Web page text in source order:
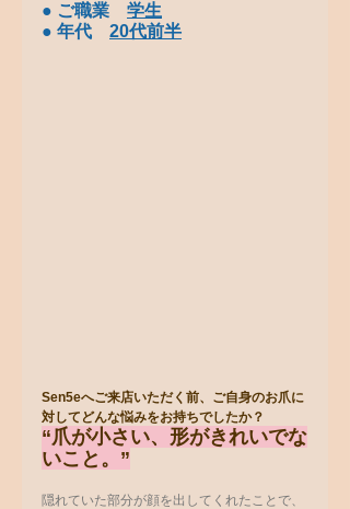
● ご職業 学生
● 年代 20代前半
Sen5eへご来店いただく前、ご自身のお爪に
対してどんな悩みをお持ちでしたか？
“爪が小さい、形がきれいでな
いこと。”
隠れていた部分が顔を出してくれたことで、